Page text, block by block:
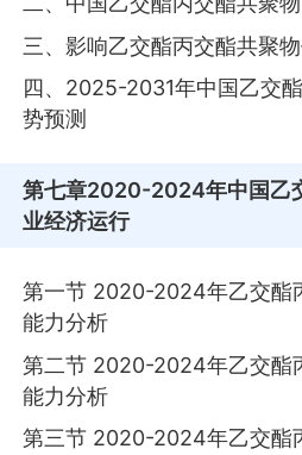
三、影响乙交酯丙交酯共聚
四、2025-2031年中国乙交
势预测
第七章2020-2024年中国乙
业经济运行
第一节 2020-2024年乙交酯
能力分析
第二节 2020-2024年乙交酯
能力分析
第三节 2020-2024年乙交酯